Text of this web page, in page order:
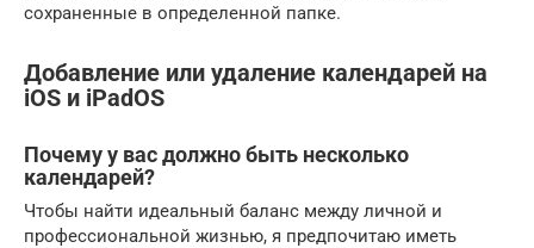
сохраненные в определенной папке.
Добавление или удаление календарей на
iOS и iPadOS
Почему у вас должно быть несколько
календарей?
Чтобы найти идеальный баланс между личной и
профессиональной жизнью, я предпочитаю иметь